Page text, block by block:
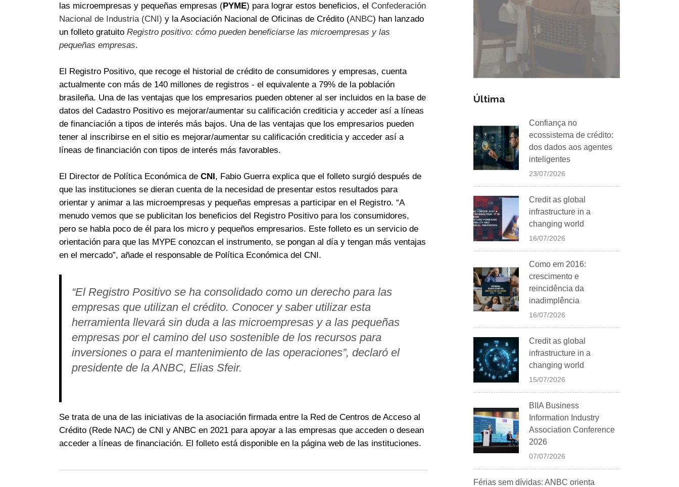
las microempresas y pequeñas empresas (PYME) para lograr estos beneficios, el Confederación
Nacional de Industria (CNI) y la Asociación Nacional de Oficinas de Crédito (ANBC) han lanzado
un folleto gratuito Registro positivo: cómo pueden beneficiarse las microempresas y las
pequeñas empresas.
El Registro Positivo, que recoge el historial de crédito de consumidores y empresas, cuenta
actualmente con más de 140 millones de registros - el equivalente a 79% de la población
brasileña. Una de las ventajas que los empresarios pueden obtener al ser incluidos en la base de
datos del Cadastro Positivo es mejorar/aumentar su calificación crediticia y acceder así a líneas
de financiación a tipos de interés más bajos. Una de las ventajas que los empresarios pueden
tener al inscribirse en el sitio es mejorar/aumentar su calificación crediticia y acceder así a
líneas de financiación con tipos de interés más favorables.
El Director de Política Económica de CNI, Fabio Guerra explica que el folleto surgió después de
que las instituciones se dieran cuenta de la necesidad de presentar estos resultados para
orientar y animar a las microempresas y pequeñas empresas a participar en el Registro. “A
menudo vemos que se publicitan los beneficios del Registro Positivo para los consumidores,
pero se habla poco de él para los micro y pequeños empresarios. Este folleto es un servicio de
orientación para que las MYPE conozcan el instrumento, se pongan al día y tengan más ventajas
en el mercado”, añade el responsable de Política Económica del CNI.
“El Registro Positivo se ha consolidado como un derecho para las
empresas que utilizan el crédito. Conocer y saber utilizar esta
herramienta llevará sin duda a las microempresas y a las pequeñas
empresas por el camino del uso sostenible de los recursos para
inversiones o para el mantenimiento de las operaciones”, declaró el
presidente de la ANBC, Elias Sfeir.
Se trata de una de las iniciativas de la asociación firmada entre la Red de Centros de Acceso al
Crédito (Rede NAC) de CNI y ANBC en 2021 para apoyar a las empresas que acceden o desean
acceder a líneas de financiación. El folleto está disponible en la página web de las instituciones.
Última
Confiança no
ecossistema de crédito:
dos dados aos agentes
inteligentes
23/07/2026
Credit as global
infrastructure in a
changing world
16/07/2026
Como em 2016:
crescimento e
reincidência da
inadimplência
16/07/2026
Credit as global
infrastructure in a
changing world
15/07/2026
BIIA Business
Information Industry
Association Conference
2026
07/07/2026
Férias sem dívidas: ANBC orienta